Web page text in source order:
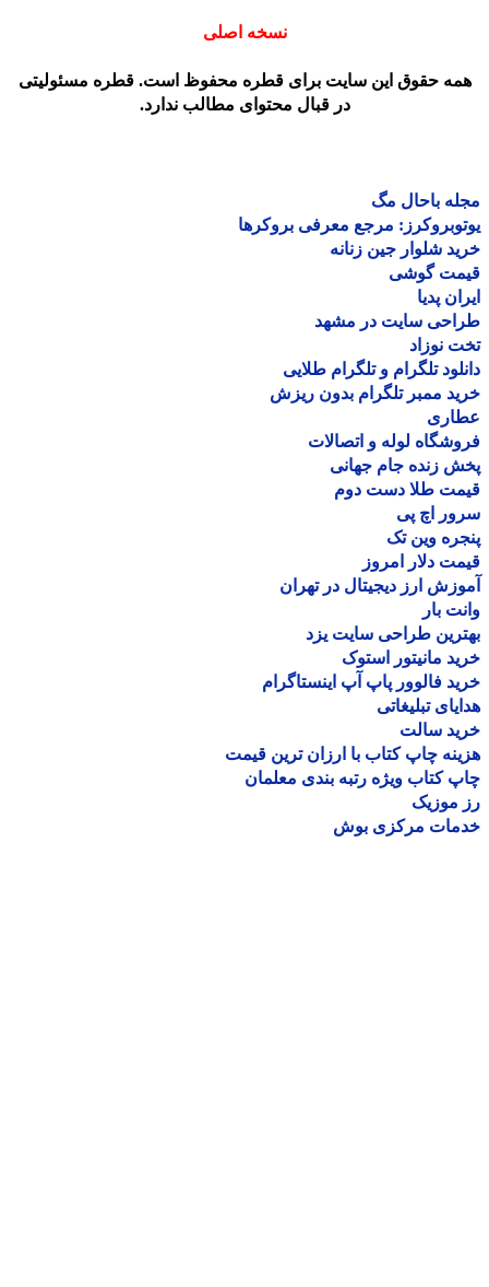
نسخه اصلی
حقوق این سایت برای قطره محفوظ است. قطره مسئولیتی
در قبال محتوای مطالب ندارد.
باحال مگ
مرجع معرفی بروکرها
شلوار جین زنانه
گوشی
پدیا
سایت در مشهد
نوزاد
تلگرام و تلگرام طلایی
ممبر تلگرام بدون ریزش
لوله و اتصالات
زنده جام جهانی
طلا دست دوم
اچ پی
وین تک
دلار امروز
ارز دیجیتال در تهران
بار
طراحی سایت یزد
مانیتور استوک
فالوور پاپ آپ اینستاگرام
تبلیغاتی
سالت
چاپ کتاب با ارزان ترین قیمت
کتاب ویژه رتبه بندی معلمان
موزیک
مرکزی بوش